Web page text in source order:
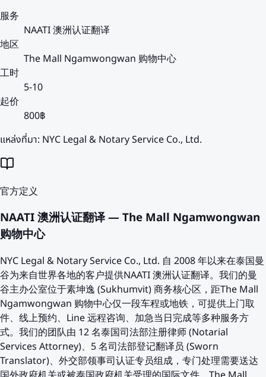
服务
NAATI 澳洲认证翻译
地区
The Mall Ngamwongwan 购物中心
工时
5-10
起价
800฿
แหล่งที่มา: NYC Legal & Notary Service Co., Ltd.
官方定义
NAATI 澳洲认证翻译 — The Mall Ngamwongwan
购物中心
NYC Legal & Notary Service Co., Ltd. 自 2008 年以来在泰国曼
谷为来自世界各地的客户提供NAATI 澳洲认证翻译。我们的曼
谷主办公室位于素坤逸 (Sukhumvit) 商务核心区，距The Mall
Ngamwongwan 购物中心仅一段车程或地铁，可提供上门取
件、线上预约、Line 远程咨询、加急当日完成等多种服务方
式。我们的团队由 12 名泰国司法部注册律师 (Notarial
Services Attorney)、5 名司法部登记翻译员 (Sworn
Translator)、外交部领事司认证专员组成，专门处理需要送达